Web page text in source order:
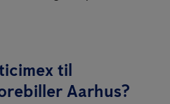
til
Aarhus?